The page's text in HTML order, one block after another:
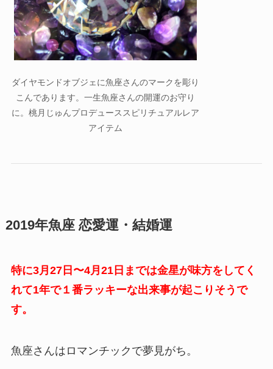
ダイヤモンドオブジェに魚座さんのマークを彫り
こんであります。一生魚座さんの開運のお守り
に。桃月じゅんプロデューススピリチュアルレア
アイテム
2019年魚座 恋愛運・結婚運
特に3月27日〜4月21日までは金星が味方をしてく
れて1年で１番ラッキーな出来事が起こりそうで
す。
魚座さんはロマンチックで夢見がち。